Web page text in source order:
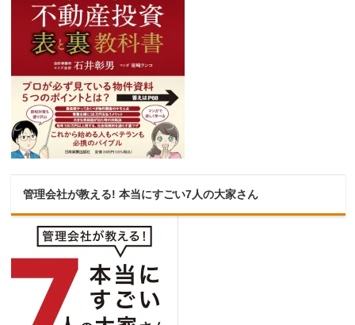
管理会社が教える! 本当にすごい7人の大家さん